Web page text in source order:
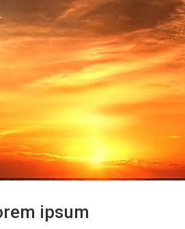
ipsum